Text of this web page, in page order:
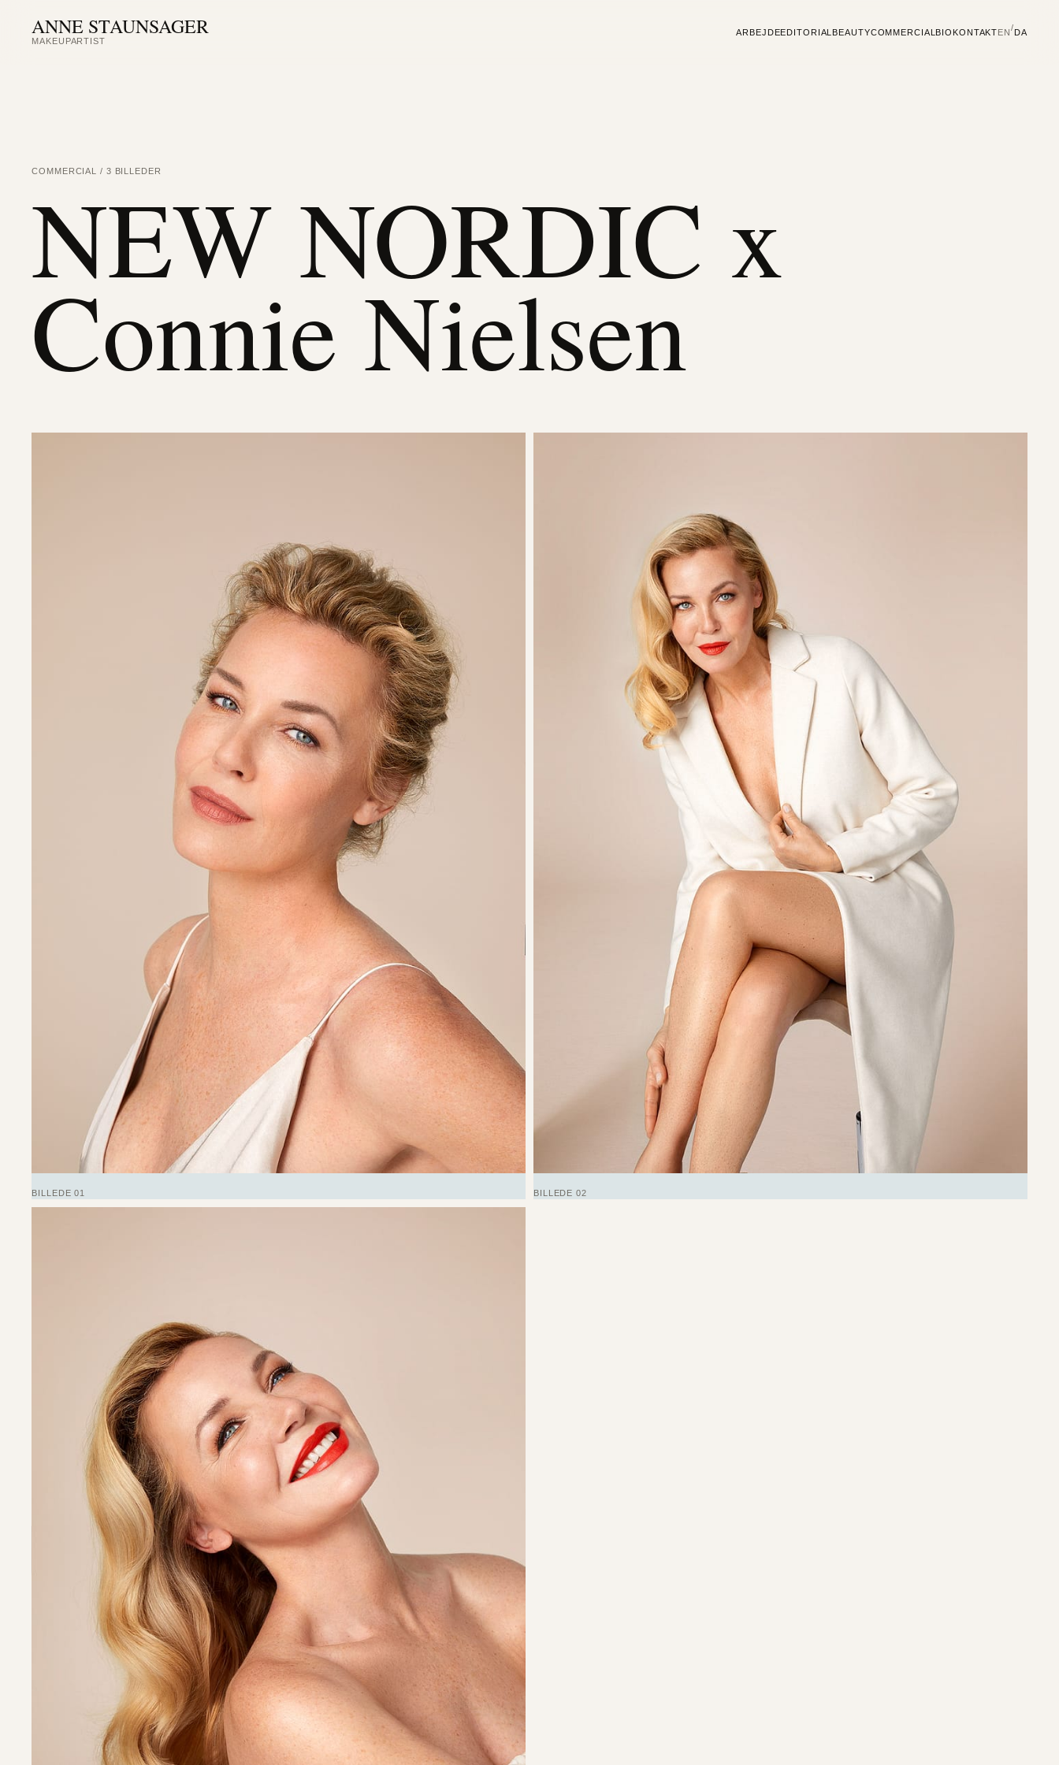
ANNE STAUNSAGER
MAKEUPARTIST
ARBEJDEEDITORIAL BEAUTYCOMMERCIAL BIO KONTAKTEN/DA
COMMERCIAL / 3 BILLEDER
NEW NORDIC x
Connie Nielsen
BILLEDE 01 BILLEDE 02